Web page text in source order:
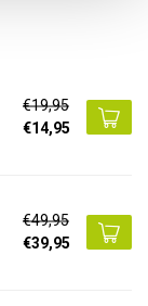
€19,95
€14,95
€49,95
€39,95